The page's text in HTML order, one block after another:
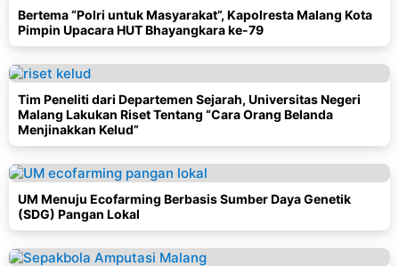
Bertema “Polri untuk Masyarakat”, Kapolresta Malang Kota
Pimpin Upacara HUT Bhayangkara ke-79
Tim Peneliti dari Departemen Sejarah, Universitas Negeri
Malang Lakukan Riset Tentang “Cara Orang Belanda
Menjinakkan Kelud”
UM Menuju Ecofarming Berbasis Sumber Daya Genetik
(SDG) Pangan Lokal